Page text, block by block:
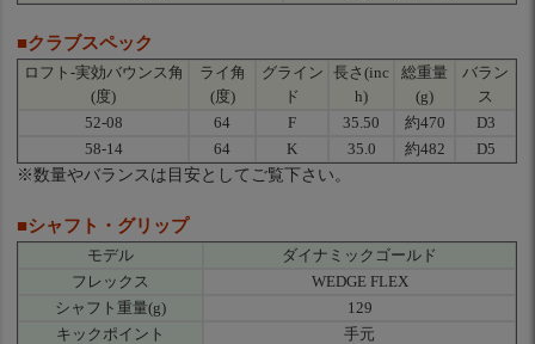
■クラブスペック
ロフト-実効バウンス角
(度)
ライ角
(度)
グライン
ド
長さ(inc
h)
総重量
(g)
バラン
ス
52-08
64 F 35.50 約470
D3
58-14
64 K 35.0 約482
D5
※数量やバランスは目安としてご覧下さい。
■シャフト・グリップ
モデル
ダイナミックゴールド
フレックス
WEDGE FLEX
シャフト重量(g)
129
キックポイント
手元